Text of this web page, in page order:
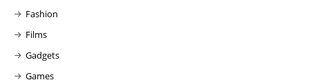
Fashion
Films
Gadgets
Games